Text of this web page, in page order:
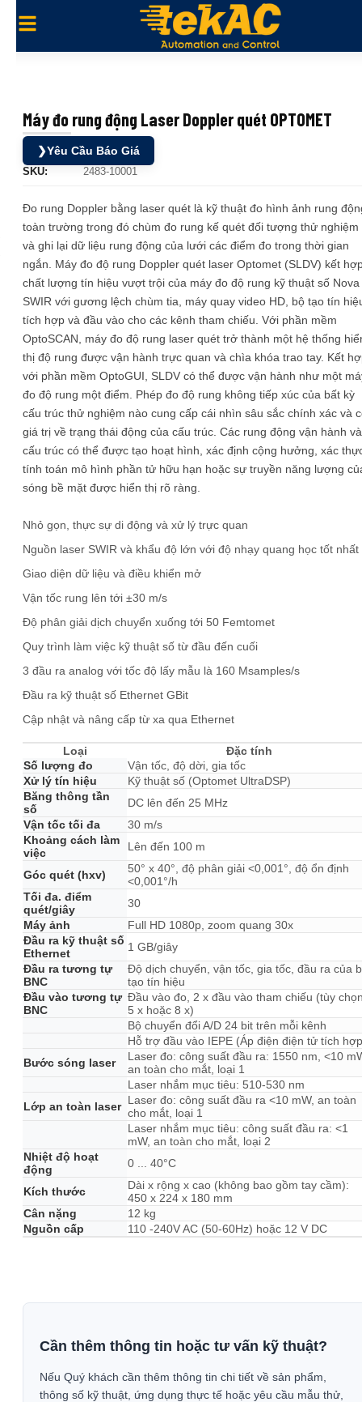
Máy đo rung động Laser Doppler quét OPTOMET
❯Yêu Cầu Báo Giá
SKU: 2483-10001
Đo rung Doppler bằng laser quét là kỹ thuật đo hình ảnh rung
toàn trường trong đó chùm đo rung kế quét đối tượng thử nghiệm
và ghi lại dữ liệu rung động của lưới các điểm đo trong thời gian
ngắn. Máy đo độ rung Doppler quét laser Optomet (SLDV) kết
chất lượng tín hiệu vượt trội của máy đo độ rung kỹ thuật số Nova
SWIR với gương lệch chùm tia, máy quay video HD, bộ tạo tín
tích hợp và đầu vào cho các kênh tham chiếu. Với phần mềm
OptoSCAN, máy đo độ rung laser quét trở thành một hệ thống
thị độ rung được vận hành trực quan và chìa khóa trao tay. Kết
với phần mềm OptoGUI, SLDV có thể được vận hành như một
đo độ rung một điểm. Phép đo độ rung không tiếp xúc của bất kỳ
cấu trúc thử nghiệm nào cung cấp cái nhìn sâu sắc chính xác và
giá trị về trạng thái động của cấu trúc. Các rung động vận hành và
cấu trúc có thể được tạo hoạt hình, xác định cộng hưởng, xác
tính toán mô hình phần tử hữu hạn hoặc sự truyền năng lượng
sóng bề mặt được hiển thị rõ ràng.
Nhỏ gọn, thực sự di động và xử lý trực quan
Nguồn laser SWIR và khẩu độ lớn với độ nhạy quang học tốt nhất
Giao diện dữ liệu và điều khiển mở
Vận tốc rung lên tới ±30 m/s
Độ phân giải dịch chuyển xuống tới 50 Femtomet
Quy trình làm việc kỹ thuật số từ đầu đến cuối
3 đầu ra analog với tốc độ lấy mẫu là 160 Msamples/s
Đầu ra kỹ thuật số Ethernet GBit
Cập nhật và nâng cấp từ xa qua Ethernet
Loại
Đặc tính
Số lượng đo
Vận tốc, độ dời, gia tốc
Xử lý tín hiệu
Kỹ thuật số (Optomet UltraDSP)
Băng thông tần
số
DC lên đến 25 MHz
Vận tốc tối đa
30 m/s
Khoảng cách làm
việc
Lên đến 100 m
Góc quét (hxv)
50° x 40°, độ phân giải <0,001°, độ ổn định
<0,001°/h
Tối đa. điểm
quét/giây
30
Máy ảnh
Full HD 1080p, zoom quang 30x
Đầu ra kỹ thuật số
Ethernet
1 GB/giây
Đầu ra tương tự
BNC
Độ dịch chuyển, vận tốc, gia tốc, đầu ra của
tạo tín hiệu
Đầu vào tương tự
BNC
Đầu vào đo, 2 x đầu vào tham chiếu (tùy
5 x hoặc 8 x)
Bộ chuyển đổi A/D 24 bit trên mỗi kênh
Hỗ trợ đầu vào IEPE (Áp điện điện tử tích
Bước sóng laser
Laser đo: công suất đầu ra: 1550 nm, <10
an toàn cho mắt, loại 1
Laser nhắm mục tiêu: 510-530 nm
Lớp an toàn laser Laser đo: công suất đầu ra <10 mW, an toàn
cho mắt, loại 1
Laser nhắm mục tiêu: công suất đầu ra: <1
mW, an toàn cho mắt, loại 2
Nhiệt độ hoạt
động
0 ... 40°C
Kích thước
Dài x rộng x cao (không bao gồm tay cầm):
450 x 224 x 180 mm
Cân nặng
12 kg
Nguồn cấp
110 -240V AC (50-60Hz) hoặc 12 V DC
Cần thêm thông tin hoặc tư vấn kỹ thuật?
Nếu Quý khách cần thêm thông tin chi tiết về sản phẩm,
thông số kỹ thuật, ứng dụng thực tế hoặc yêu cầu mẫu thử,